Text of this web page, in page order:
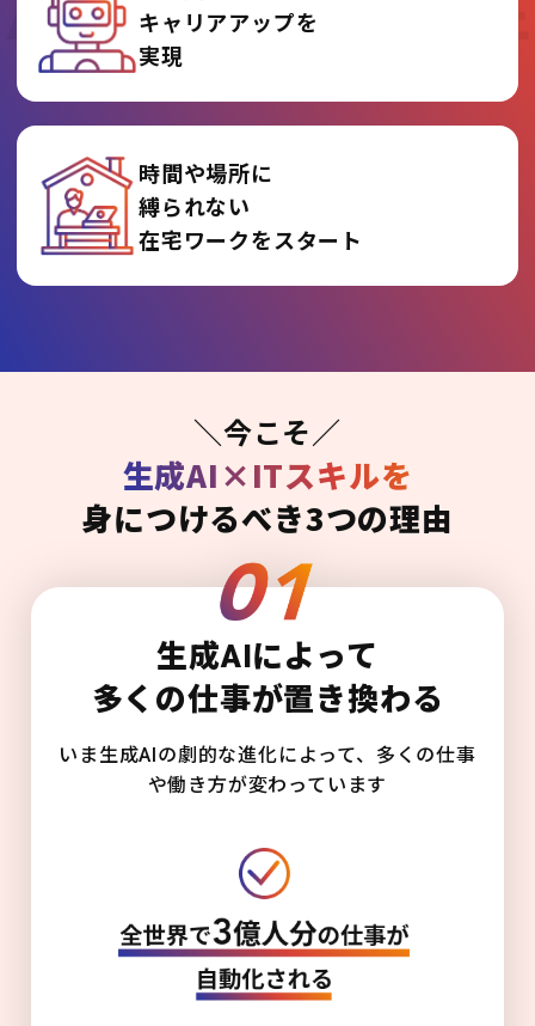
キャリアアップを
実現
時間や場所に
縛られない
在宅ワークをスタート
＼今こそ／
生成AI×ITスキルを
身につけるべき3つの理由
生成AIによって
多くの仕事が置き換わる
いま生成AIの劇的な進化によって、多くの仕事
や働き方が変わっています